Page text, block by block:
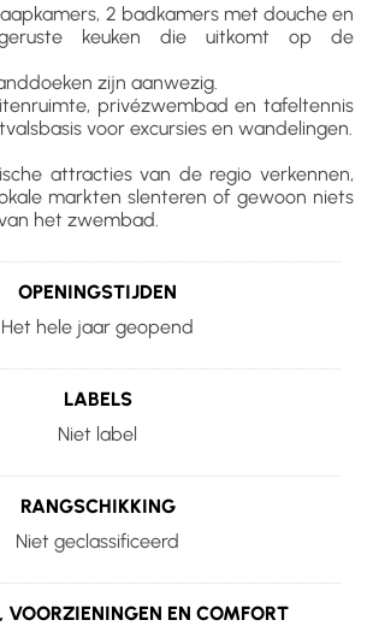
2 badkamers met douche en
keuken die uitkomt op de
zijn aanwezig.
privézwembad en tafeltennis
voor excursies en wandelingen.
attracties van de regio verkennen,
markten slenteren of gewoon niets
het zwembad.
OPENINGSTIJDEN
Het hele jaar geopend
LABELS
Niet label
RANGSCHIKKING
Niet geclassificeerd
VOORZIENINGEN EN COMFORT